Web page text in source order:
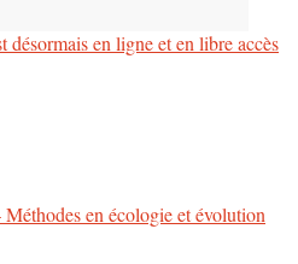
désormais en ligne et en libre accès
en écologie et évolution